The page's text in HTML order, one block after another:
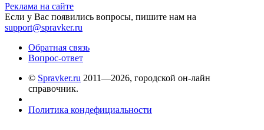
Реклама на сайте
Если у Вас появились вопросы, пишите нам на
support@spravker.ru
Обратная связь
Вопрос-ответ
© Spravker.ru 2011—2026, городской он-лайн
справочник.
Политика кондефициальности